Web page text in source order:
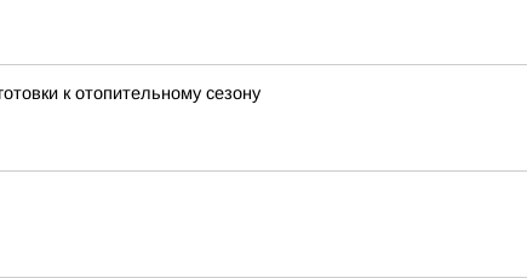
к отопительному сезону